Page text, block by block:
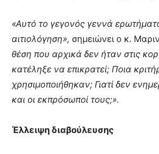
«Αυτό το γεγονός γεννά
αιτιολόγηση», σημειώνει ο κ.
θέση που αρχικά δεν ήταν στις
κατέληξε να επικρατεί; Ποια
χρησιμοποιήθηκαν; Γιατί δεν
και οι εκπρόσωποί τους;».
Έλλειψη διαβούλευσης